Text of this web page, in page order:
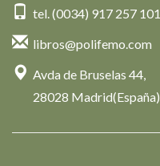
tel. (0034) 917 257 101
libros@polifemo.com
Avda de Bruselas 44,
28028 Madrid(España)